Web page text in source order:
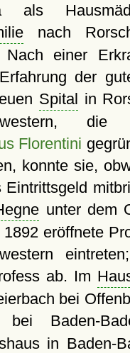
als
nach
Nach einer
der
Spital in
Florentini
konnte sie,
Eintrittsgeld
unter dem
eröffnete
ab. Im
bei
bei Baden-
in Baden-